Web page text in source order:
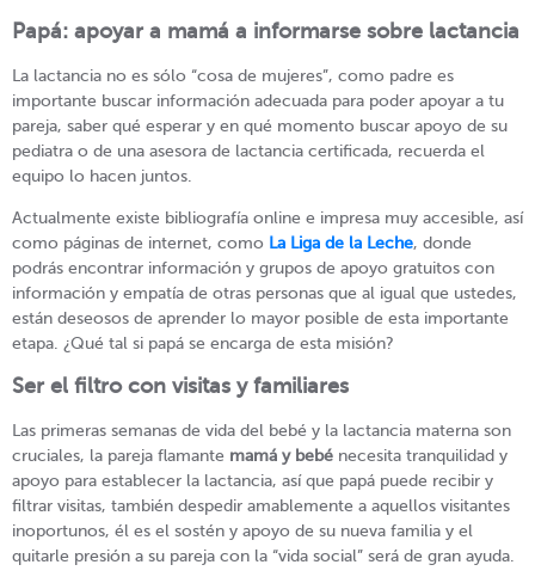
Papá: apoyar a mamá a informarse sobre lactancia
La lactancia no es sólo “cosa de mujeres”, como padre es
importante buscar información adecuada para poder apoyar a tu
pareja, saber qué esperar y en qué momento buscar apoyo de su
pediatra o de una asesora de lactancia certificada, recuerda el
equipo lo hacen juntos.
Actualmente existe bibliografía online e impresa muy accesible, así
como páginas de internet, como La Liga de la Leche, donde
podrás encontrar información y grupos de apoyo gratuitos con
información y empatía de otras personas que al igual que ustedes,
están deseosos de aprender lo mayor posible de esta importante
etapa. ¿Qué tal si papá se encarga de esta misión?
Ser el filtro con visitas y familiares
Las primeras semanas de vida del bebé y la lactancia materna son
cruciales, la pareja flamante mamá y bebé necesita tranquilidad y
apoyo para establecer la lactancia, así que papá puede recibir y
filtrar visitas, también despedir amablemente a aquellos visitantes
inoportunos, él es el sostén y apoyo de su nueva familia y el
quitarle presión a su pareja con la “vida social” será de gran ayuda.